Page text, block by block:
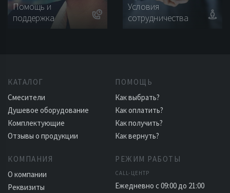
Помощь и
поддержка
Условия
сотрудничества
КАТАЛОГ
Смесители
Душевое оборудование
Комплектующие
Отзывы о продукции
ПОМОЩЬ
Как выбрать?
Как оплатить?
Как получить?
Как вернуть?
КОМПАНИЯ
О компании
Реквизиты
РЕЖИМ РАБОТЫ
CALL-ЦЕНТР
Ежедневно с 09:00 до 21:00